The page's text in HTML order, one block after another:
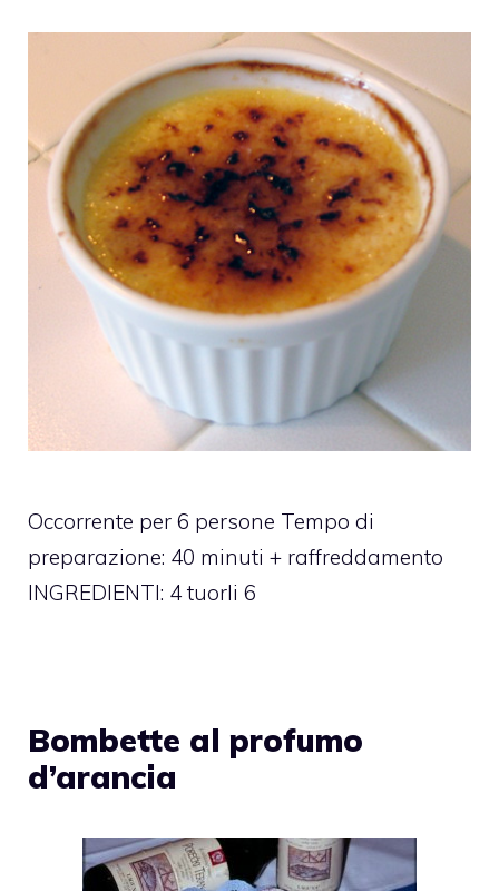
Occorrente per 6 persone Tempo di
preparazione: 40 minuti + raffreddamento
INGREDIENTI: 4 tuorli 6
Bombette al profumo
d’arancia